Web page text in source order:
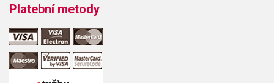
Platební metody